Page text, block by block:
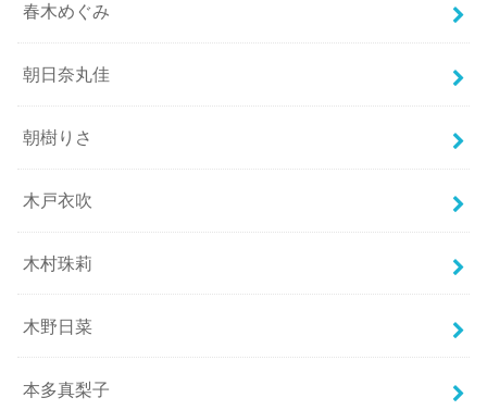
春木めぐみ
朝日奈丸佳
朝樹りさ
木戸衣吹
木村珠莉
木野日菜
本多真梨子